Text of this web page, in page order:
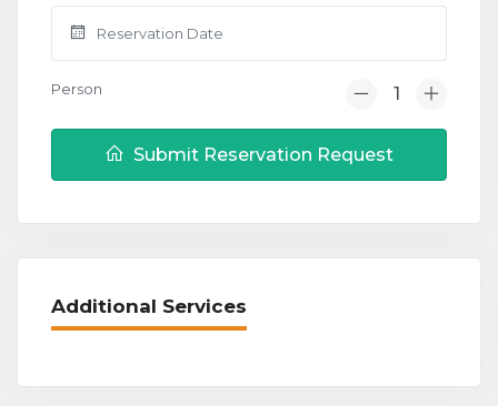
Person
Submit Reservation Request
Additional Services